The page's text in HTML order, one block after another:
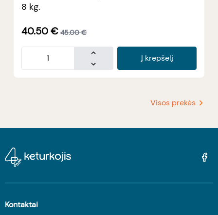
8 kg.
40.50€ 45.00 €
Į krepšelį
Visos prekės
Kontaktai